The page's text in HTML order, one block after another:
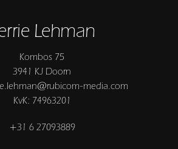
Lehman
Kombos 75
3941 KJ Doorn
media.com
KvK: 74963201
+31 6 27093889